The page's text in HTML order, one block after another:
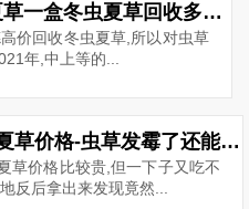
英德回收冬虫夏草一盒冬虫夏草回收多少钱
价回收冬虫夏草,所以对虫草
年,中上等的...
清城回收冬虫夏草价格-虫草发霉了还能回收吗
草价格比较贵,但一下子又吃不
反后拿出来发现竟然...